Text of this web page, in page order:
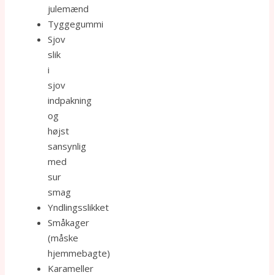
julemænd
Tyggegummi
Sjov
slik
i
sjov
indpakning
og
højst
sansynlig
med
sur
smag
Yndlingsslikket
Småkager
(måske
hjemmebagte)
Karameller